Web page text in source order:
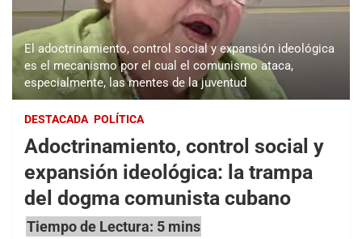
El adoctrinamiento, control social y expansión ideológica
es el mecanismo por el cual el comunismo ataca,
especialmente, las mentes de la juventud
DESTACADA POLÍTICA
Adoctrinamiento, control social y
expansión ideológica: la trampa
del dogma comunista cubano